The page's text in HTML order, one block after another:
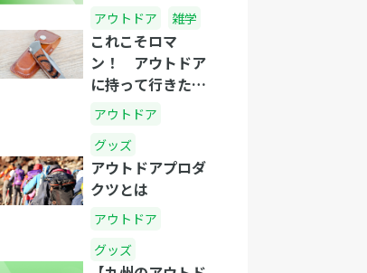
アウトドア 雑学
これこそロマ
ン！ アウトドア
に持って行きたい
ナイフ選
アウトドア
グッズ
アウトドアプロダ
クツとは
アウトドア
グッズ